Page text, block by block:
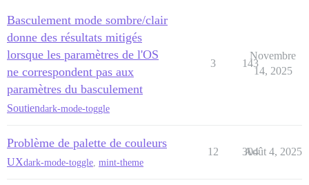
Basculement mode sombre/clair
donne des résultats mitigés
lorsque les paramètres de l'OS
ne correspondent pas aux
paramètres du basculement
Soutiendark-mode-toggle
3 143
Novembre
14, 2025
Problème de palette de couleurs
UXdark-mode-toggle mint-theme
12 304
Août 4, 2025